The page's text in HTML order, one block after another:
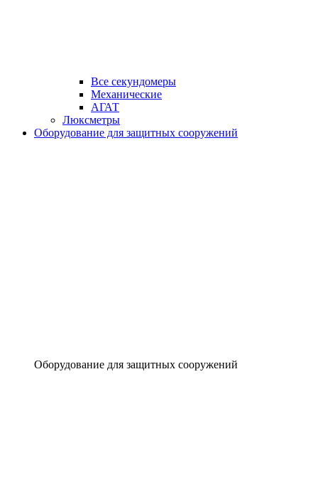
Все секундомеры
Механические
АГАТ
Люксметры
Оборудование для защитных сооружений
Оборудование для защитных сооружений